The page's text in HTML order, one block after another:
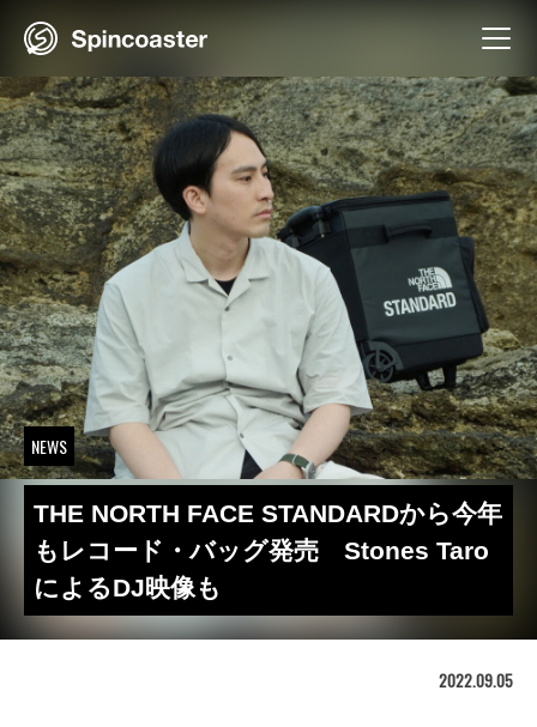
NEWS
THE NORTH FACE STANDARDから今年
もレコード・バッグ発売 Stones Taro
によるDJ映像も
2022.09.05